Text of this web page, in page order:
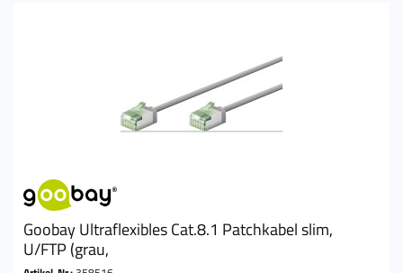
Goobay Ultraflexibles Cat.8.1 Patchkabel slim,
U/FTP (grau,